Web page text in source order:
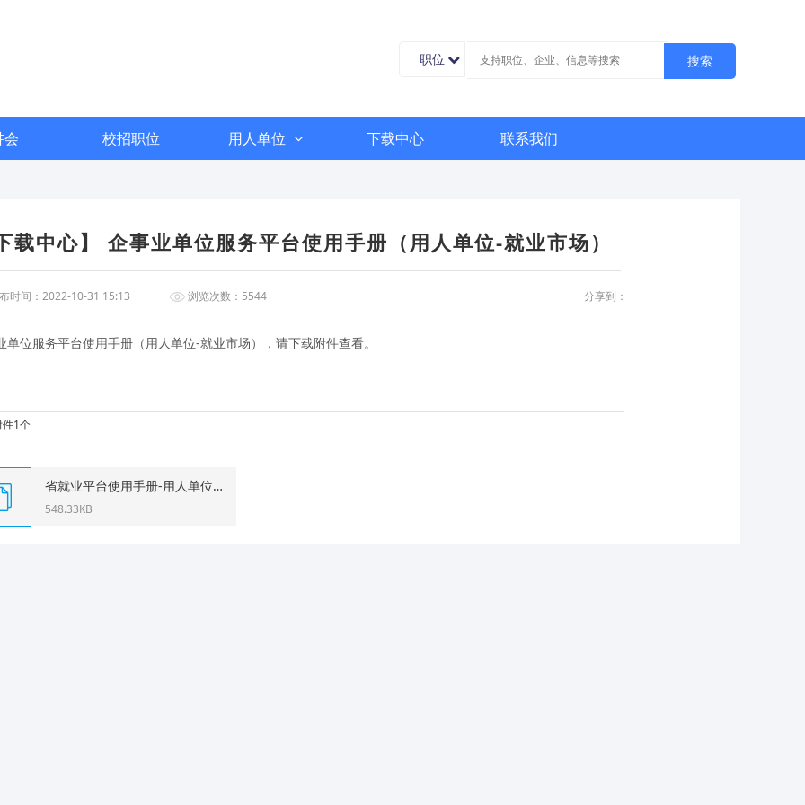
职位 搜索
会 校招职位 用人单位 下载中心 联系我们
载中心】 企事业单位服务平台使用手册（用人单位-就业市场）
时间：2022-10-31 15:13 浏览次数：5544 分享到：
单位服务平台使用手册（用人单位-就业市场），请下载附件查看。
1个
省就业平台使用手册-用人单位-就业市场(2022).pdf
548.33KB